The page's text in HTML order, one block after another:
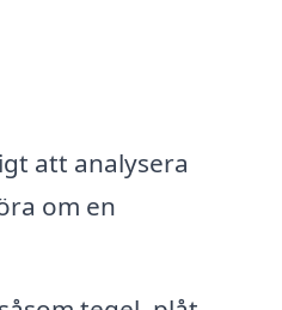
att analysera
om en